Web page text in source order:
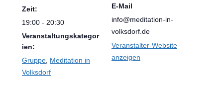
Zeit:
19:00 - 20:30
Veranstaltungskategor
ien:
Gruppe Meditation in
Volksdorf
E-Mail
info@meditation-in-
volksdorf.de
Veranstalter-Website
anzeigen